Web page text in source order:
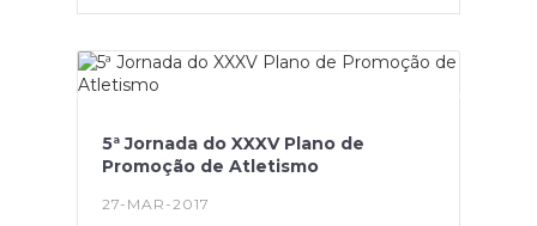
5ª Jornada do XXXV Plano de
Promoção de Atletismo
27-MAR-2017